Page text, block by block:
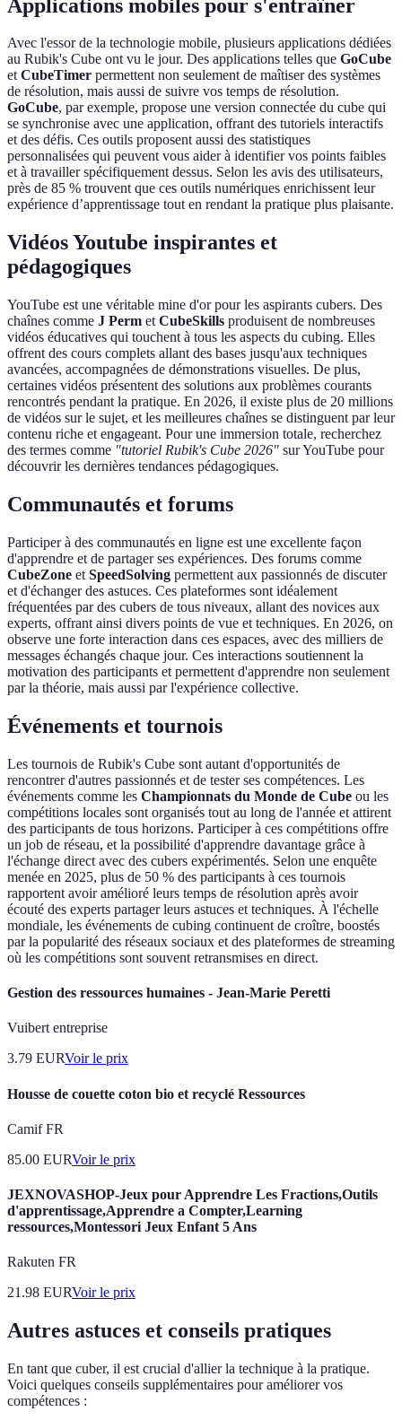
Applications mobiles pour s'entraîner
Avec l'essor de la technologie mobile, plusieurs applications dédiées
au Rubik's Cube ont vu le jour. Des applications telles que GoCube
etCubeTimer permettent non seulement de maîtiser des systèmes
de résolution, mais aussi de suivre vos temps de résolution.
GoCube, par exemple, propose une version connectée du cube qui
se synchronise avec une application, offrant des tutoriels interactifs
et des défis. Ces outils proposent aussi des statistiques
personnalisées qui peuvent vous aider à identifier vos points faibles
et à travailler spécifiquement dessus. Selon les avis des utilisateurs,
près de 85 % trouvent que ces outils numériques enrichissent leur
expérience d’apprentissage tout en rendant la pratique plus plaisante.
Vidéos Youtube inspirantes et
pédagogiques
YouTube est une véritable mine d'or pour les aspirants cubers. Des
chaînes comme J Perm et CubeSkills produisent de nombreuses
vidéos éducatives qui touchent à tous les aspects du cubing. Elles
offrent des cours complets allant des bases jusqu'aux techniques
avancées, accompagnées de démonstrations visuelles. De plus,
certaines vidéos présentent des solutions aux problèmes courants
rencontrés pendant la pratique. En 2026, il existe plus de 20 millions
de vidéos sur le sujet, et les meilleures chaînes se distinguent par leur
contenu riche et engageant. Pour une immersion totale, recherchez
des termes comme "tutoriel Rubik's Cube 2026" sur YouTube pour
découvrir les dernières tendances pédagogiques.
Communautés et forums
Participer à des communautés en ligne est une excellente façon
d'apprendre et de partager ses expériences. Des forums comme
CubeZone et SpeedSolving permettent aux passionnés de discuter
et d'échanger des astuces. Ces plateformes sont idéalement
fréquentées par des cubers de tous niveaux, allant des novices aux
experts, offrant ainsi divers points de vue et techniques. En 2026, on
observe une forte interaction dans ces espaces, avec des milliers de
messages échangés chaque jour. Ces interactions soutiennent la
motivation des participants et permettent d'apprendre non seulement
par la théorie, mais aussi par l'expérience collective.
Événements et tournois
Les tournois de Rubik's Cube sont autant d'opportunités de
rencontrer d'autres passionnés et de tester ses compétences. Les
événements comme les Championnats du Monde de Cube ou les
compétitions locales sont organisés tout au long de l'année et attirent
des participants de tous horizons. Participer à ces compétitions offre
un job de réseau, et la possibilité d'apprendre davantage grâce à
l'échange direct avec des cubers expérimentés. Selon une enquête
menée en 2025, plus de 50 % des participants à ces tournois
rapportent avoir amélioré leurs temps de résolution après avoir
écouté des experts partager leurs astuces et techniques. À l'échelle
mondiale, les événements de cubing continuent de croître, boostés
par la popularité des réseaux sociaux et des plateformes de streaming
où les compétitions sont souvent retransmises en direct.
Gestion des ressources humaines - Jean-Marie Peretti
Vuibert entreprise
3.79 EURVoir le prix
Housse de couette coton bio et recyclé Ressources
Camif FR
85.00 EURVoir le prix
JEXNOVASHOP-Jeux pour Apprendre Les Fractions,Outils
d'apprentissage,Apprendre a Compter,Learning
ressources,Montessori Jeux Enfant 5 Ans
Rakuten FR
21.98 EURVoir le prix
Autres astuces et conseils pratiques
En tant que cuber, il est crucial d'allier la technique à la pratique.
Voici quelques conseils supplémentaires pour améliorer vos
compétences :